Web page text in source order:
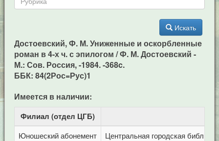
Искать
Достоевский, Ф. М. Униженные и оскорбленные
роман в 4-х ч. с эпилогом / Ф. М. Достоевский -
М.: Сов. Россия, -1984. -368c.
ББК: 84(2Рос=Рус)1
Имеется в наличии:
Филиал (отдел ЦГБ)
Юношеский абонемент Центральная городская